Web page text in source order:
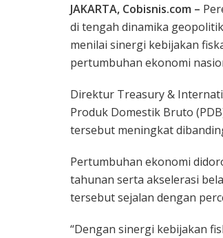
JAKARTA, Cobisnis.com –
di tengah dinamika
menilai sinergi kebijakan
pertumbuhan ekonomi
Direktur Treasury &
Produk Domestik Bruto
tersebut meningkat
Pertumbuhan ekonomi
tahunan serta akselerasi
tersebut sejalan dengan
“Dengan sinergi kebijakan